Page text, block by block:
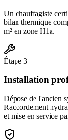
Un chauffagiste
bilan thermique
m² en zone H1a.
Étape 3
Installation
Dépose de l'ancien
Raccordement
et mise en service